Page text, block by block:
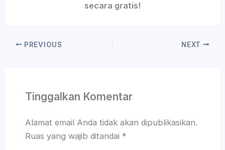
secara gratis!
PREVIOUS NEXT
Tinggalkan Komentar
Alamat email Anda tidak akan dipublikasikan.
Ruas yang wajib ditandai *